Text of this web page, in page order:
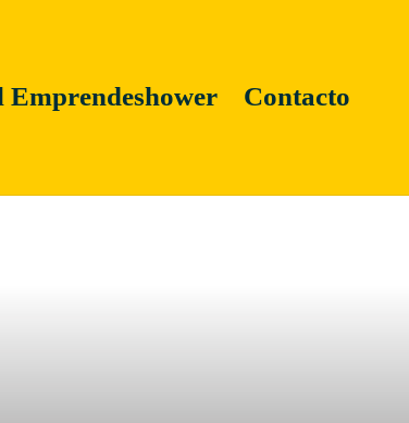
Emprendeshower Contacto